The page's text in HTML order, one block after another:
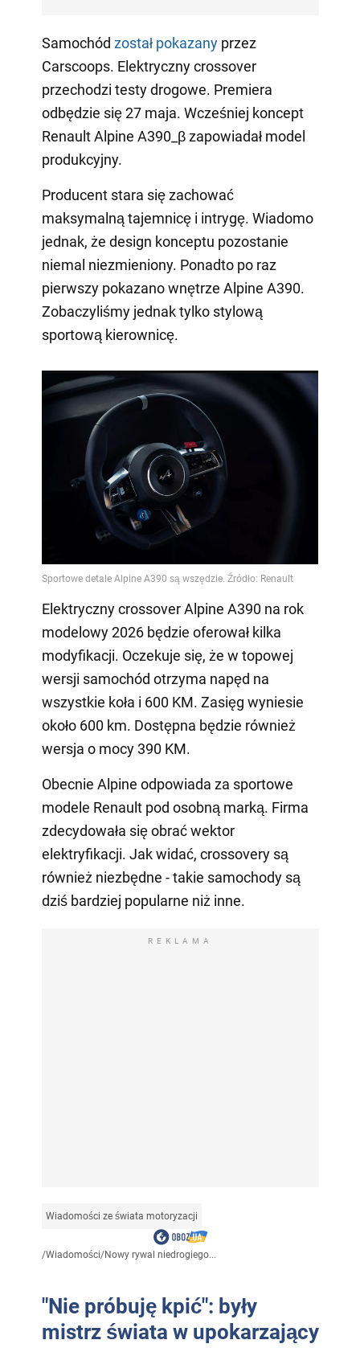
Samochód został pokazanyprzez
Carscoops. Elektryczny crossover
przechodzi testy drogowe. Premiera
odbędzie się 27 maja. Wcześniej koncept
Renault Alpine A390_β zapowiadał model
produkcyjny.
Producent stara się zachować
maksymalną tajemnicę i intrygę. Wiadomo
jednak, że design konceptu pozostanie
niemal niezmieniony. Ponadto po raz
pierwszy pokazano wnętrze Alpine A390.
Zobaczyliśmy jednak tylko stylową
sportową kierownicę.
Elektryczny crossover Alpine A390 na rok
modelowy 2026 będzie oferował kilka
modyfikacji. Oczekuje się, że w topowej
wersji samochód otrzyma napęd na
wszystkie koła i 600 KM. Zasięg wyniesie
około 600 km. Dostępna będzie również
wersja o mocy 390 KM.
Obecnie Alpine odpowiada za sportowe
modele Renault pod osobną marką. Firma
zdecydowała się obrać wektor
elektryfikacji. Jak widać, crossovery są
również niezbędne - takie samochody są
dziś bardziej popularne niż inne.
REKLAMA
Wiadomości ze świata motoryzacji
/Wiadomości/Nowy rywal niedrogiego...
"Nie próbuję kpić": były
mistrz świata w upokarzający